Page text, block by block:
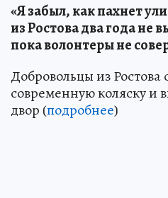
«Я забыл, как пахнет
из Ростова два года не
пока волонтеры не
Добровольцы из Ростова
современную коляску и
двор (подробнее)